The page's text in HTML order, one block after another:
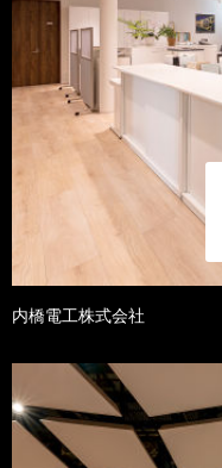
内橋電工株式会社